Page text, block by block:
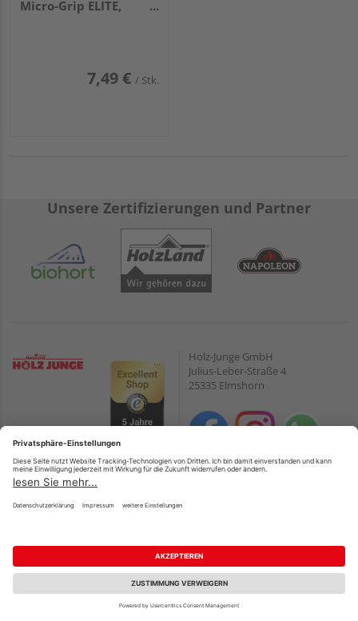
Micro-Grip ELITE,
7,49 € / Stk.
Unsere Zertifizierungen und Partner
Holz-Junge GmbH
Julius-Leber-Straße 4
25335 Elmshorn
Öffnungszeiten:
Mo. – Fr.07:00 – 18:00
Zahlungsarten
PayPal